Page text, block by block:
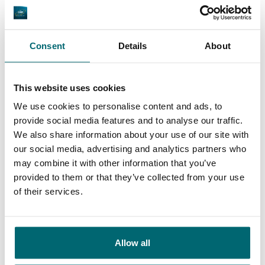
Consent Details About
This website uses cookies
We use cookies to personalise content and ads, to
provide social media features and to analyse our traffic.
We also share information about your use of our site with
our social media, advertising and analytics partners who
may combine it with other information that you’ve
provided to them or that they’ve collected from your use
of their services.
Allow all
100% betrouwbaar, vriendelijk en
behulpzaam, interessante locaties en de
9,4
Ons aanbod
9,3
Begeleiding